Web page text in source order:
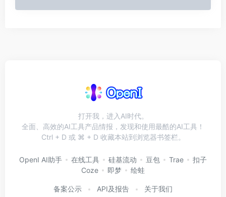
打开我，进入AI时代。
全面、高效的AI工具产品情报，发现和使用最酷的AI工具！
Ctrl + D 或 ⌘ + D 收藏本站到浏览器书签栏。
OpenI AI助手 在线工具 硅基流动 豆包 Trae
扣子
Coze
即梦 绘蛙
备案公示 API及报告 关于我们